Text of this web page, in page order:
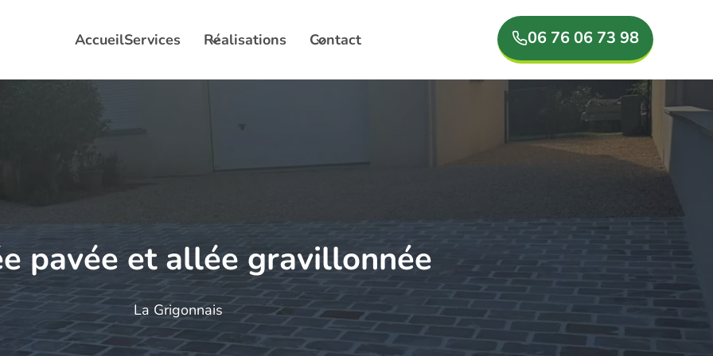
AccueilServices Réalisations Contact 06 76 06 73 98
pavée et allée gravillonnée
La Grigonnais